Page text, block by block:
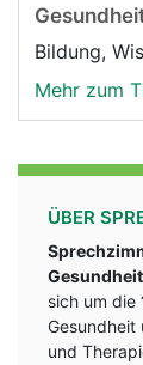
Bildung,
Mehr zum
ÜBER
sich um die
Gesundheit
und